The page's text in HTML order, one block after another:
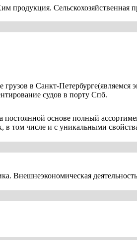
продукция. Сельскохозяйственная
грузов в Санкт-
судов в порту Спб.
основе полный
в том числе и с уникальными
Внешнеэкономическая